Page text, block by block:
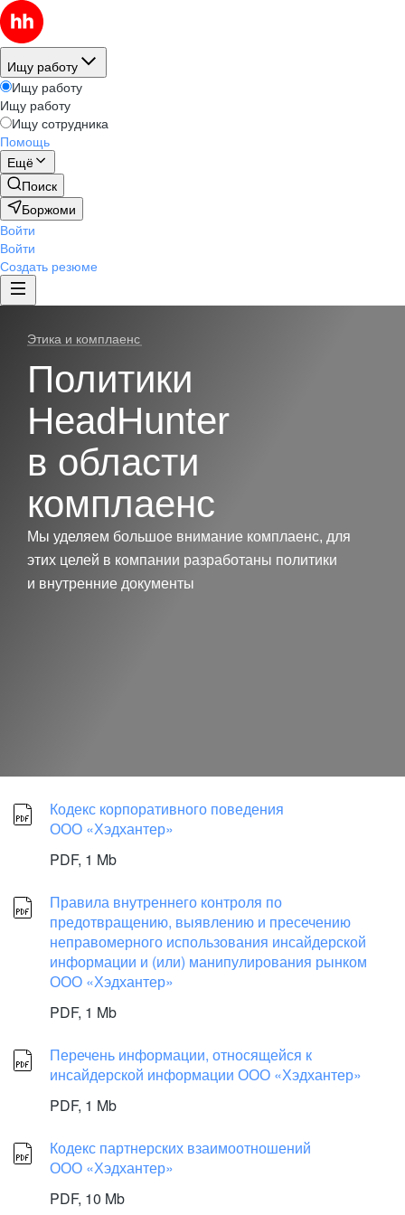
Ищу работу
Ищу работу
Ищу работу
Ищу сотрудника
Помощь
Ещё
Поиск
Боржоми
Войти
Войти
Создать резюме
Этика и комплаенс
Политики
HeadHunter
в области
комплаенс
Мы уделяем большое внимание комплаенс, для
этих целей в компании разработаны политики
и внутренние документы
Кодекс корпоративного поведения
ООО «Хэдхантер»
PDF, 1 Mb
Правила внутреннего контроля по
предотвращению, выявлению и пресечению
неправомерного использования инсайдерской
информации и (или) манипулирования рынком
ООО «Хэдхантер»
PDF, 1 Mb
Перечень информации, относящейся к
инсайдерской информации ООО «Хэдхантер»
PDF, 1 Mb
Кодекс партнерских взаимоотношений
ООО «Хэдхантер»
PDF, 10 Mb